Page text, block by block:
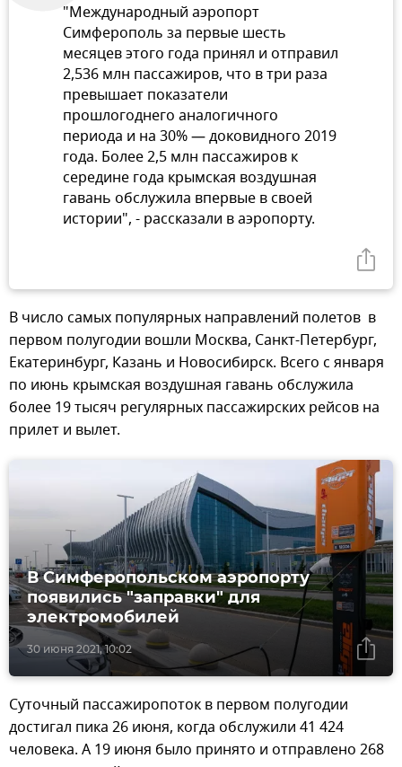
"Международный аэропорт
Симферополь за первые шесть
месяцев этого года принял и отправил
2,536 млн пассажиров, что в три раза
превышает показатели
прошлогоднего аналогичного
периода и на 30% — доковидного 2019
года. Более 2,5 млн пассажиров к
середине года крымская воздушная
гавань обслужила впервые в своей
истории", - рассказали в аэропорту.
В число самых популярных направлений полетов в
первом полугодии вошли Москва, Санкт-Петербург,
Екатеринбург, Казань и Новосибирск. Всего с января
по июнь крымская воздушная гавань обслужила
более 19 тысяч регулярных пассажирских рейсов на
прилет и вылет.
30 июня 2021, 10:02
В Симферопольском аэропорту
появились "заправки" для
электромобилей
Суточный пассажиропоток в первом полугодии
достигал пика 26 июня, когда обслужили 41 424
человека. А 19 июня было принято и отправлено 268